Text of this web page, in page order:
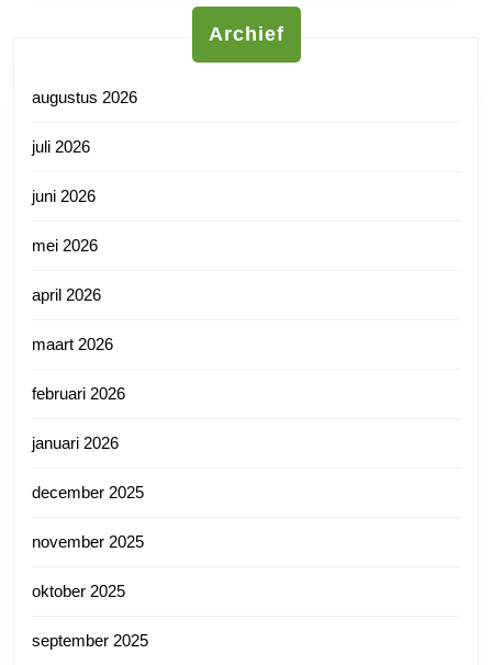
Archief
augustus 2026
juli 2026
juni 2026
mei 2026
april 2026
maart 2026
februari 2026
januari 2026
december 2025
november 2025
oktober 2025
september 2025